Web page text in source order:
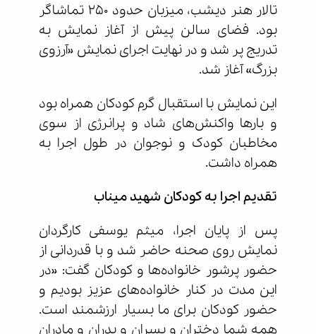
تالار هنر دیشب، میزبان حدود ۲۵۰ تماشاگر
بود. فضای سالن پیش از آغاز نمایش به
تدریج پر شد و در نهایت اجرای نمایش «آرزوی
بزرگ» آغاز شد.
این نمایش با استقبال گرم کودکان همراه بود
و بارها واکنش‌های شاد و پرانرژی از سوی
مخاطبان کودک و نوجوان در طول اجرا به
همراه داشت.
تقدیم اجرا به کودکان شهید میناب
پس از پایان اجرا، میثم یوسفی کارگردان
نمایش روی صحنه حاضر شد و با قدردانی از
حضور پرشور خانواده‌ها و کودکان گفت: «در
این مدت در کنار خانواده‌های عزیز بودیم و
حضور کودکان برای ما بسیار ارزشمند است.
همه شما دختران و پسران و پدران و مادران